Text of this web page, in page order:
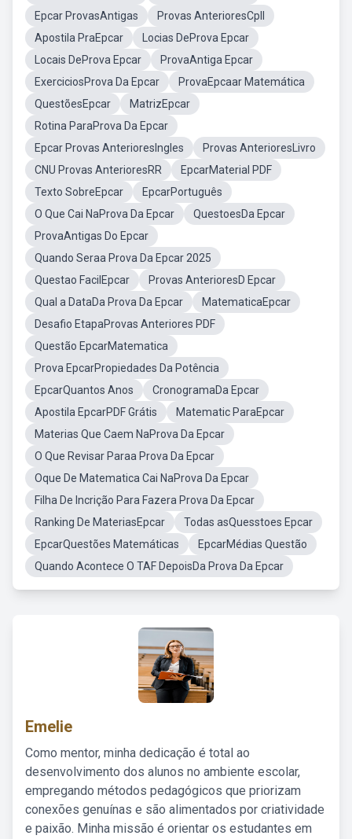
Epcar ProvasAntigas
Provas AnterioresCpll
Apostila PraEpcar
Locias DeProva Epcar
Locais DeProva Epcar
ProvaAntiga Epcar
ExerciciosProva Da Epcar
ProvaEpcaar Matemática
QuestõesEpcar
MatrizEpcar
Rotina ParaProva Da Epcar
Epcar Provas AnterioresIngles
Provas AnterioresLivro
CNU Provas AnterioresRR
EpcarMaterial PDF
Texto SobreEpcar
EpcarPortuguês
O Que Cai NaProva Da Epcar
QuestoesDa Epcar
ProvaAntigas Do Epcar
Quando Seraa Prova Da Epcar 2025
Questao FacilEpcar
Provas AnterioresD Epcar
Qual a DataDa Prova Da Epcar
MatematicaEpcar
Desafio EtapaProvas Anteriores PDF
Questão EpcarMatematica
Prova EpcarPropiedades Da Potência
EpcarQuantos Anos
CronogramaDa Epcar
Apostila EpcarPDF Grátis
Matematic ParaEpcar
Materias Que Caem NaProva Da Epcar
O Que Revisar Paraa Prova Da Epcar
Oque De Matematica Cai NaProva Da Epcar
Filha De Incrição Para Fazera Prova Da Epcar
Ranking De MateriasEpcar
Todas asQuesstoes Epcar
EpcarQuestões Matemáticas
EpcarMédias Questão
Quando Acontece O TAF DepoisDa Prova Da Epcar
Emelie
Como mentor, minha dedicação é total ao
desenvolvimento dos alunos no ambiente escolar,
empregando métodos pedagógicos que priorizam
conexões genuínas e são alimentados por criatividade
e paixão. Minha missão é orientar os estudantes em